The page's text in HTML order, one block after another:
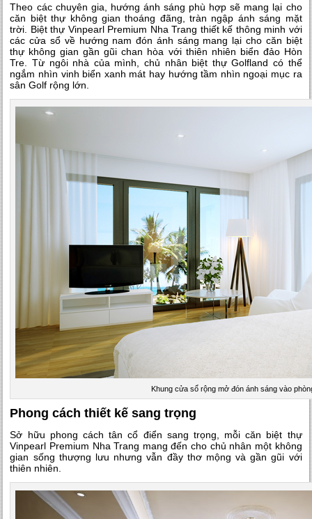
Theo các chuyên gia, hướng ánh sáng phù hợp sẽ mang lại cho
căn biệt thự không gian thoáng đãng, tràn ngập ánh sáng mặt
trời. Biệt thự Vinpearl Premium Nha Trang thiết kế thông minh với
các cửa sổ về hướng nam đón ánh sáng mang lại cho căn biệt
thự không gian gần gũi chan hòa với thiên nhiên biển đảo Hòn
Tre. Từ ngôi nhà của mình, chủ nhân biệt thự Golfland có thể
ngắm nhìn vinh biển xanh mát hay hướng tầm nhìn ngoại mục ra
sân Golf rộng lớn.
Khung cửa sổ rộng mở đón ánh sáng vào
Phong cách thiết kế sang trọng
Sở hữu phong cách tân cổ điển sang trọng, mỗi căn biệt thự
Vinpearl Premium Nha Trang mang đến cho chủ nhân một không
gian sống thượng lưu nhưng vẫn đầy thơ mộng và gần gũi với
thiên nhiên.